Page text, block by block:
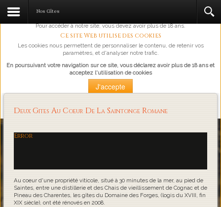
L'abus d'alcool est dangereux pour la santé, à consommer avec
Pour accéder à notre site, vous devez avoir plus de 18 ans.
Ce site Web utilise des cookies
Les cookies nous permettent de personnaliser le contenu, de retenir vos
paramètres, et d'analyser notre trafic.
En poursuivant votre navigation sur ce site, vous déclarez avoir plus de 18 ans et
acceptez l'utilisation de cookies
J'accepte
Loading...
Nos Gîtes
Deux Gites Au Coeur De La Saintonge Romane
Error
Au coeur d'une propriété viticole, situé à 30 minutes de la mer, au pied de
Saintes, entre une distillerie et des Chais de vieillissement de Cognac et de
Pineau des Charentes, les gîtes du Domaine des Forges, (logis du XVIII, fin
XIX siècle), ont été rénovés en 2008.